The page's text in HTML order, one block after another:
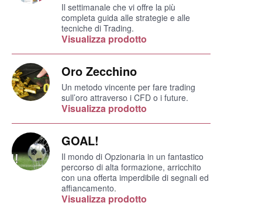
Il settimanale che vi offre la più
completa guida alle strategie e alle
tecniche di Trading.
Visualizza prodotto
Oro Zecchino
Un metodo vincente per fare trading
sull’oro attraverso i CFD o i future.
Visualizza prodotto
GOAL!
Il mondo di Opzionaria in un fantastico
percorso di alta formazione, arricchito
con una offerta imperdibile di segnali ed
affiancamento.
Visualizza prodotto